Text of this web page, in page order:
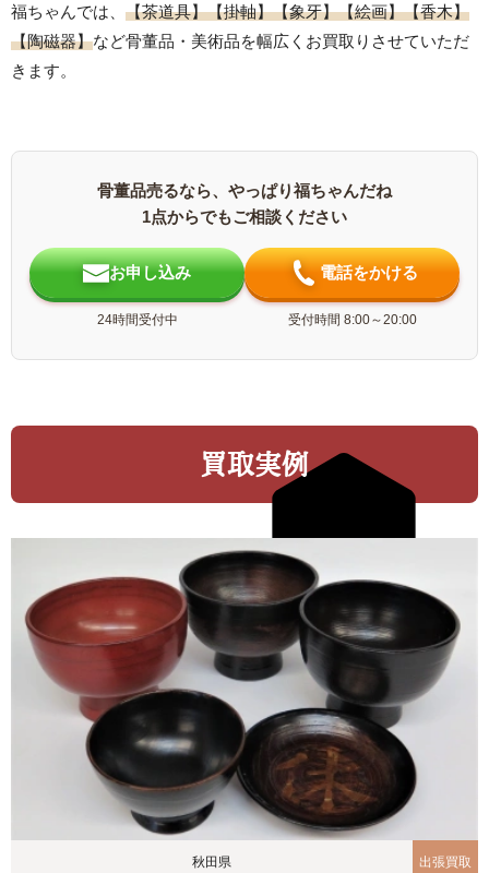
福ちゃんでは、 【茶道具】【掛軸】【象牙】【絵画】【香木】
【陶磁器】など骨董品・美術品を幅広くお買取りさせていただ
きます。
骨董品売るなら、やっぱり福ちゃんだね
1点からでもご相談ください
お申し込み
24時間受付中
電話をかける
受付時間 8:00～20:00
買取実例
秋田県 出張買取